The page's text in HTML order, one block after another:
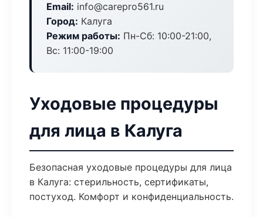
Email: info@carepro561.ru
Город: Калуга
Режим работы: Пн-Сб: 10:00-21:00,
Вс: 11:00-19:00
Уходовые процедуры
для лица в Калуга
Безопасная уходовые процедуры для лица
в Калуга: стерильность, сертификаты,
постуход. Комфорт и конфиденциальность.